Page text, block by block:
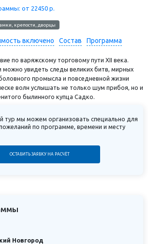
от 22450 р.
крепости, дворцы
включено Состав Программа
по варяжскому торговому пути XII века.
можно увидеть следы великих битв, мирных
промысла и повседневной жизни
волн услышать не только шум прибоя, но и
былинного купца Садко.
тур мы можем организовать специально для
по программе, времени и месту
ОСТАВИТЬ ЗАЯВКУ НА РАСЧЁТ
Новгород